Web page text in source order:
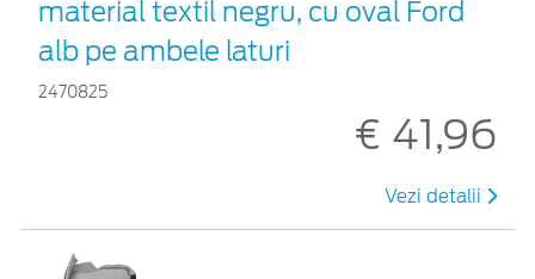
material textil negru, cu oval Ford
alb pe ambele laturi
2470825
€ 41,96
Vezi detalii